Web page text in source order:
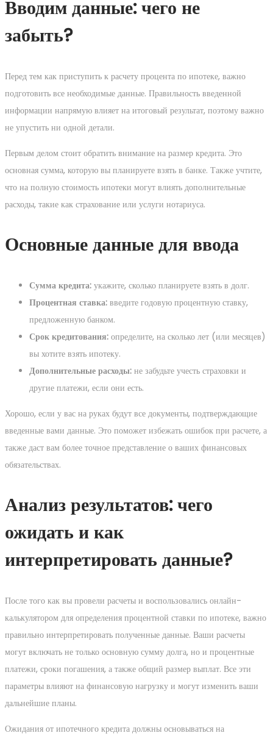
Вводим данные: чего не
забыть?
Перед тем как приступить к расчету процента по ипотеке, важно
подготовить все необходимые данные. Правильность введенной
информации напрямую влияет на итоговый результат, поэтому важно
не упустить ни одной детали.
Первым делом стоит обратить внимание на размер кредита. Это
основная сумма, которую вы планируете взять в банке. Также учтите,
что на полную стоимость ипотеки могут влиять дополнительные
расходы, такие как страхование или услуги нотариуса.
Основные данные для ввода
Сумма кредита: укажите, сколько планируете взять в долг.
Процентная ставка: введите годовую процентную ставку,
предложенную банком.
Срок кредитования: определите, на сколько лет (или месяцев)
вы хотите взять ипотеку.
Дополнительные расходы: не забудьте учесть страховки и
другие платежи, если они есть.
Хорошо, если у вас на руках будут все документы, подтверждающие
введенные вами данные. Это поможет избежать ошибок при расчете, а
также даст вам более точное представление о ваших финансовых
обязательствах.
Анализ результатов: чего
ожидать и как
интерпретировать данные?
После того как вы провели расчеты и воспользовались онлайн-
калькулятором для определения процентной ставки по ипотеке, важно
правильно интерпретировать полученные данные. Ваши расчеты
могут включать не только основную сумму долга, но и процентные
платежи, сроки погашения, а также общий размер выплат. Все эти
параметры влияют на финансовую нагрузку и могут изменить ваши
дальнейшие планы.
Ожидания от ипотечного кредита должны основываться на